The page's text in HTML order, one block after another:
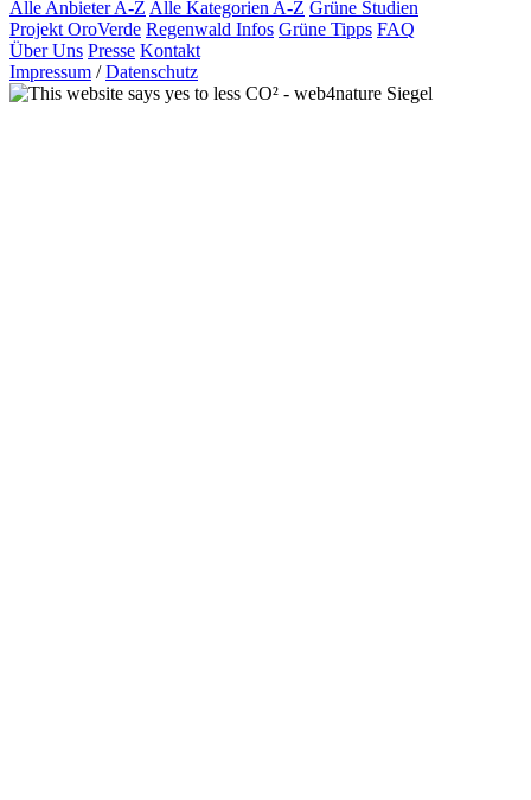
Alle Anbieter A-Z Alle Kategorien A-Z Grüne Studien
Projekt OroVerde Regenwald Infos Grüne Tipps FAQ
Über Uns Presse Kontakt
Impressum /Datenschutz